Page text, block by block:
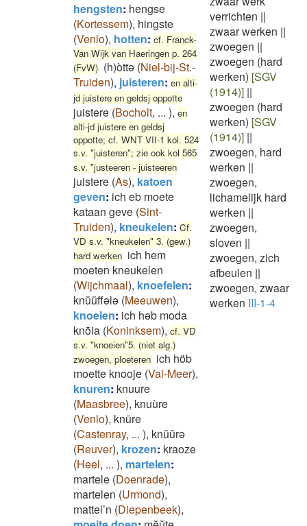
hengsten: hengse
(Kortessem), hingste
(Venlo), hotten: cf. Franck-
Van Wijk van Haeringen p. 264
(FvW) (h)òttə (Niel-bij-St.-
Truiden), juisteren: en alti-
jd juistere en geldsj oppotte
juistere (Bocholt, ... ), en
alti-jd juistere en geldsj
oppotte; cf. WNT VII-1 kol. 524
s.v. "juisteren"; zie ook kol 565
s.v. "justeeren - juisteeren
juistere (As), katoen
geven: ich eb moete
kataan geve (Sint-
Truiden), kneukelen: Cf.
VD s.v. "kneukelen" 3. (gew.)
hard werken ich hem
moeten kneukelen
(Wijchmaal), knoefelen:
knŭŭffələ (Meeuwen),
knoeien: ich həb moda
knōia (Koninksem), cf. VD
s.v. "knoeien"5. (niet alg.)
zwoegen, ploeteren ich höb
moette knooje (Val-Meer),
knuren: knuure
(Maasbree), knuùre
(Venlo), knūre
(Castenray, ... ), knŭŭrə
(Reuver), krozen: kraoze
(Heel, ... ), martelen:
martele (Doenrade),
martelen (Urmond),
mattel’n (Diepenbeek),
verrichten ||
zwaar werken ||
zwoegen ||
zwoegen (hard
werken) [SGV
(1914)] ||
zwoegen (hard
werken) [SGV
(1914)] ||
zwoegen, hard
werken ||
zwoegen,
lichamelijk hard
werken ||
zwoegen,
sloven ||
zwoegen, zich
afbeulen ||
zwoegen, zwaar
werken III-1-4